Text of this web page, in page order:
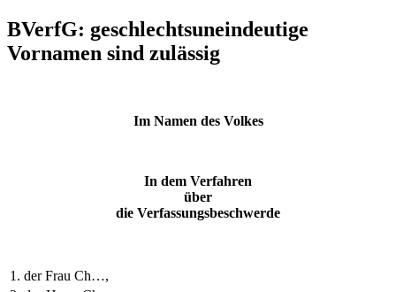
BVerfG: geschlechtsuneindeutige
Vornamen sind zulässig
Im Namen des Volkes
In dem Verfahren
über
die Verfassungsbeschwerde
1. der Frau Ch…,